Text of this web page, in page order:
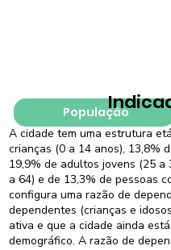
População
A cidade tem uma estrutura
crianças (0 a 14 anos), 13,8%
19,9% de adultos jovens (25
a 64) e de 13,3% de pessoas
configura uma razão de
dependentes (crianças e
ativa e que a cidade ainda
demográfico. A razão de